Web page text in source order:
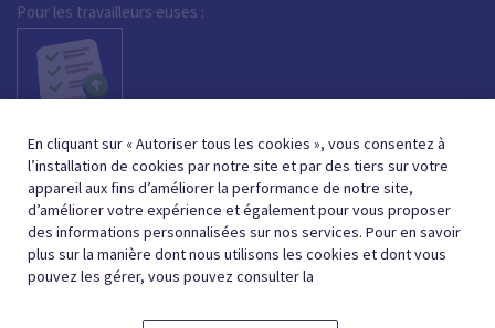
Pour les travailleurs·euses :
En cliquant sur « Autoriser tous les cookies », vous consentez à
l’installation de cookies par notre site et par des tiers sur votre
appareil aux fins d’améliorer la performance de notre site,
d’améliorer votre expérience et également pour vous proposer
des informations personnalisées sur nos services. Pour en savoir
plus sur la manière dont nous utilisons les cookies et dont vous
pouvez les gérer, vous pouvez consulter la